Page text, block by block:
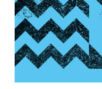
€19.00